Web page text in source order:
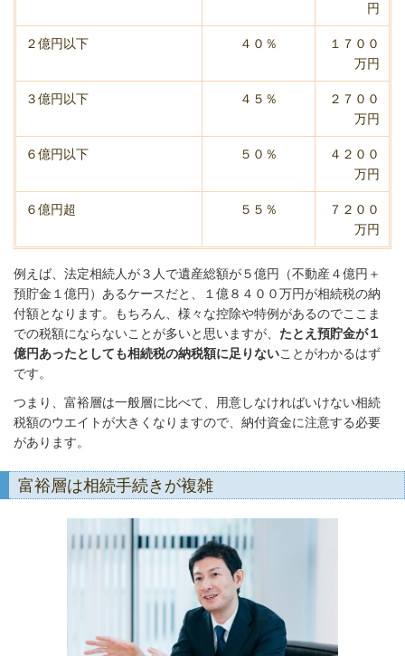
円
２億円以下 ４０％
１７００
万円
３億円以下 ４５％
２７００
万円
６億円以下 ５０％
４２００
万円
６億円超 ５５％
７２００
万円
例えば、法定相続人が３人で遺産総額が５億円（不動産４億円＋
預貯金１億円）あるケースだと、１億８４００万円が相続税の納
付額となります。もちろん、様々な控除や特例があるのでここま
での税額にならないことが多いと思いますが、 たとえ預貯金が１
億円あったとしても相続税の納税額に足りないことがわかるはず
です。
つまり、富裕層は一般層に比べて、用意しなければいけない相続
税額のウエイトが大きくなりますので、納付資金に注意する必要
があります。
富裕層は相続手続きが複雑